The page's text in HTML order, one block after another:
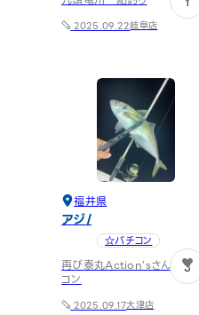
2025.09.22岐阜店
福井県
アジ
☆バチコン
再び泰丸Action’sさんでバチ
コン
2025.09.17大津店
3